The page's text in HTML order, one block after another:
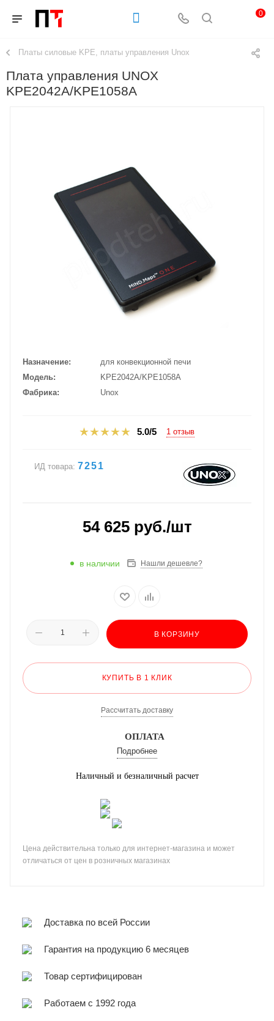
0
Платы силовые KPE, платы управления Unox
Плата управления UNOX
KPE2042A/KPE1058A
Назначение
для конвекционной печи
Модель
KPE2042A/KPE1058A
Фабрика
Unox
5.0/5 1 отзыв
ИД товара: 7251
54 625руб./шт
в наличии Нашли дешевле?
В КОРЗИНУ
КУПИТЬ В 1 КЛИК
Рассчитать доставку
ОПЛАТА
Подробнее
Наличный и безналичный расчет
Цена действительна только для интернет-магазина и может
отличаться от цен в розничных магазинах
Доставка по всей России
Гарантия на продукцию 6 месяцев
Товар сертифицирован
Работаем с 1992 года